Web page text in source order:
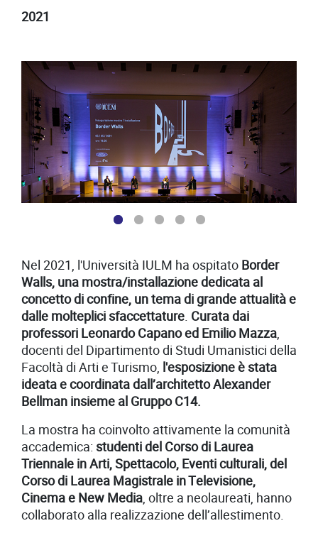
2021
-Nel 2021, l'Università IULM ha ospitato Border
Walls, una mostra/installazione dedicata al
concetto di confine, un tema di grande attualità e
dalle molteplici sfaccettature. Curata dai
professori Leonardo Capano ed Emilio Mazza,
docenti del Dipartimento di Studi Umanistici della
Facoltà di Arti e Turismo, l'esposizione è stata
ideata e coordinata dall’architetto Alexander
Bellman insieme al Gruppo C14.
La mostra ha coinvolto attivamente la comunità
accademica: studenti del Corso di Laurea
Triennale in Arti, Spettacolo, Eventi culturali, del
Corso di Laurea Magistrale in Televisione,
Cinema e New Media, oltre a neolaureati, hanno
collaborato alla realizzazione dell’allestimento.